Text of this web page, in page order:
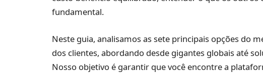
fundamental.
Neste guia, analisamos as sete principais opções do
dos clientes, abordando desde gigantes globais até
Nosso objetivo é garantir que você encontre a